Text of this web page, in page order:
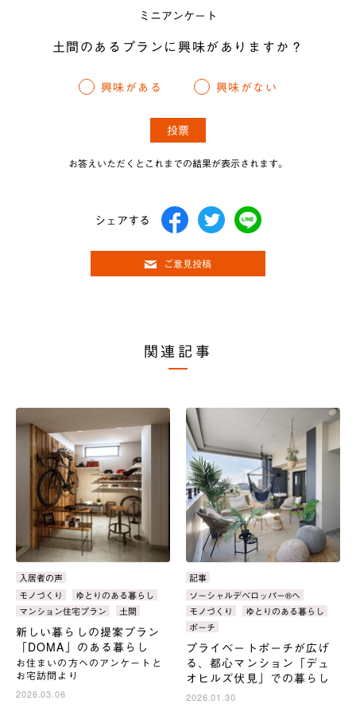
ミニアンケート
土間のあるプランに興味がありますか？
興味がある 興味がない
お答えいただくとこれまでの結果が表示されます。
シェアする
ご意見投稿
関連記事
カ
テ
ゴ
リ：
入居者の声
タ
グ：
モノづくり
ゆとりのある暮らし
マンション住宅プラン
土間
新しい暮らしの提案プラン
「DOMA」のある暮らし
お住まいの方へのアンケートと
お宅訪問より
2026.03.06
カ
テ
ゴ
リ：
記事
タ
グ：
ソーシャルデベロッパー®へ
モノづくり
ゆとりのある暮らし
ポーチ
プライベートポーチが広げ
る、都心マンション「デュ
オヒルズ伏見」での暮らし
2026.01.30